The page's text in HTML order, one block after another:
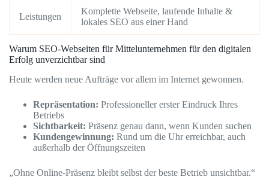
Leistungen
Komplette Webseite, laufende Inhalte &
lokales SEO aus einer Hand
Warum SEO-Webseiten für Mittelunternehmen für den digitalen
Erfolg unverzichtbar sind
Heute werden neue Aufträge vor allem im Internet gewonnen.
Repräsentation: Professioneller erster Eindruck Ihres
Betriebs
Sichtbarkeit: Präsenz genau dann, wenn Kunden suchen
Kundengewinnung: Rund um die Uhr erreichbar, auch
außerhalb der Öffnungszeiten
„Ohne Online-Präsenz bleibt selbst der beste Betrieb unsichtbar.“